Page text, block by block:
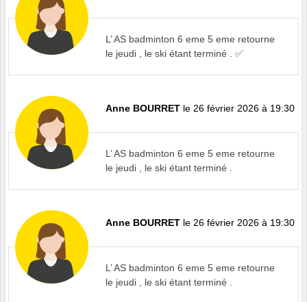
L’ AS badminton 6 eme 5 eme retourne
le jeudi , le ski étant terminé . ✅
Anne BOURRET le 26 février 2026 à 19:30
L’ AS badminton 6 eme 5 eme retourne
le jeudi , le ski étant terminé .
Anne BOURRET le 26 février 2026 à 19:30
L’ AS badminton 6 eme 5 eme retourne
le jeudi , le ski étant terminé .